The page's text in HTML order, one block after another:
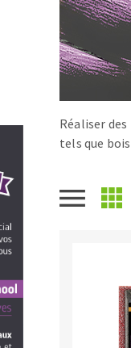
Disques à
Réaliser
tels que